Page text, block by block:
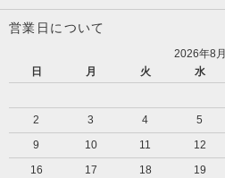
営業日について
2026年8月
日
月 火 水
2
3 4 5
9
10 11 12
16
17 18 19